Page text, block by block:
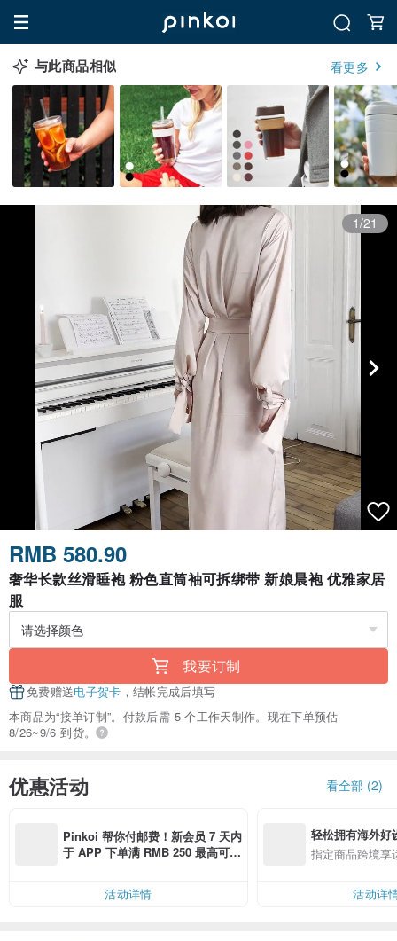
与此商品相似 看更多
1/21
RMB 580.90
奢华长款丝滑睡袍 粉色直筒袖可拆绑带 新娘晨袍 优雅家居
服
我要订制
免费赠送电子贺卡 ，结帐完成后填写
本商品为“接单订制”。付款后需 5 个工作天制作。现在下单预估
8/26~9/6 到货。
优惠活动 看全部 (2)
Pinkoi 帮你付邮费！新会员 7 天内
于 APP 下单满 RMB 250 最高可折
活动详情
轻松拥有海外好
指定商品跨境享
活动详